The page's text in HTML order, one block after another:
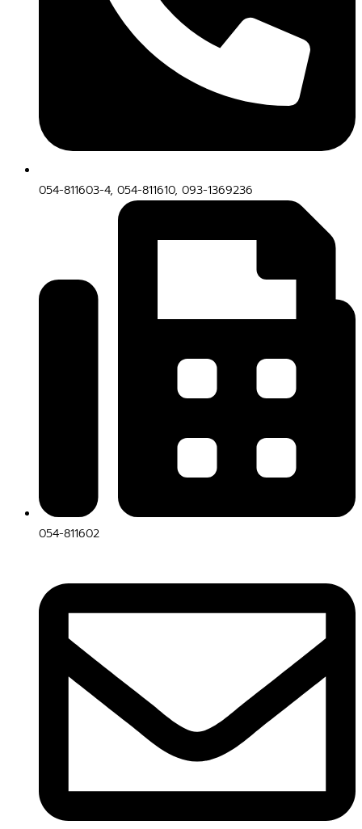
054-811603-4, 054-811610, 093-1369236
054-811602